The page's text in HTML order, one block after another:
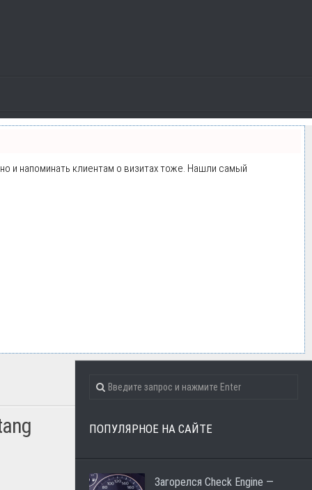
и напоминать клиентам о визитах тоже. Нашли самый
ПОПУЛЯРНОЕ НА САЙТЕ
Загорелся Check Engine —